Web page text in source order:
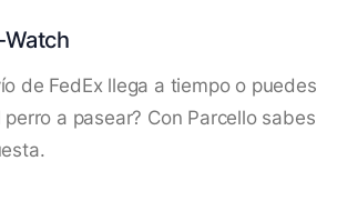
de FedEx llega a tiempo o puedes
perro a pasear? Con Parcello sabes